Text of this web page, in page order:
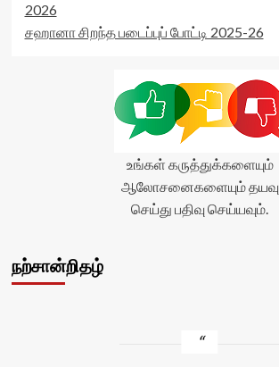
2026
சஹானா சிறந்த படைப்புப் போட்டி 2025-26
உங்கள் கருத்துக்களையும்
ஆலோசனைகளையும் தயவு
செய்து பதிவு செய்யவும்.
நற்சான்றிதழ்